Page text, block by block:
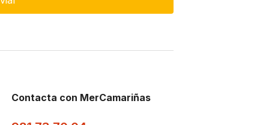
Contacta con MerCamariñas